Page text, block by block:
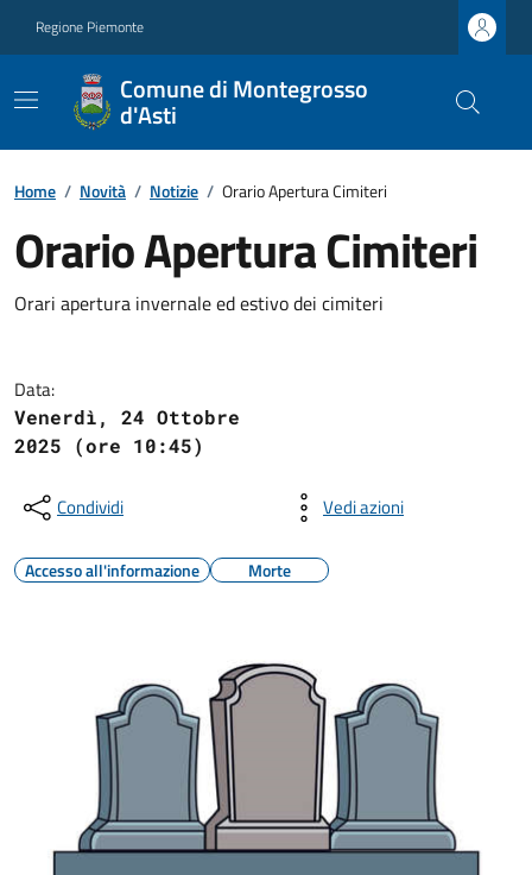
Regione Piemonte
Comune di Montegrosso
d'Asti
Home / Novità / Notizie / Orario Apertura Cimiteri
Orario Apertura Cimiteri
Orari apertura invernale ed estivo dei cimiteri
Data:
Venerdì, 24 Ottobre
2025 (ore 10:45)
Condividi Vedi azioni
Accesso all'informazione Morte